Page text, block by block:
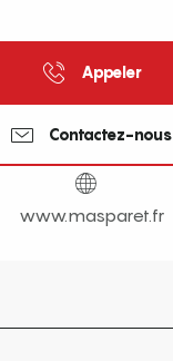
Appeler
Contactez-nous
www.masparet.fr